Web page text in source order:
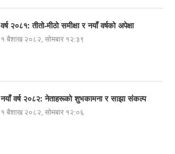
वर्ष २०८१: तीतो-मीठो समीक्षा र नयाँ वर्षको अपेक्षा
१ बैशाख २०८२, सोमबार १२:३९
नयाँ वर्ष २०८२: नेताहरूको शुभकामना र साझा संकल्प
१ बैशाख २०८२, सोमबार १२:०६